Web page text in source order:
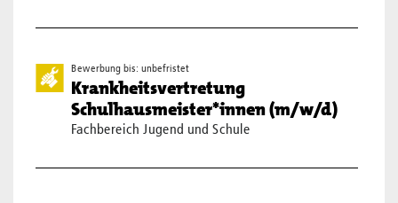
Bewerbung bis: unbefristet
Krankheitsvertretung
Schulhausmeister*innen (m/w/d)
Fachbereich Jugend und Schule